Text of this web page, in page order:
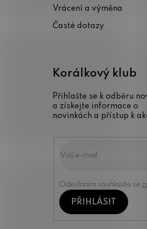
Vrácení a výměna
Časté dotazy
Korálkový klub
Přihlašte se k odběru
a získejte informace o
novinkách a přístup k
Odesláním souhlasíte se
PŘIHLÁSIT